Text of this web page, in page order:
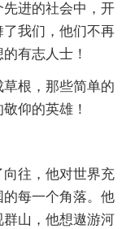
进的社会中，开
我们，他们不再
有志人士！
根，那些简单的
仰的英雄！
往，他对世界充
每一个角落。他
山，他想遨游河